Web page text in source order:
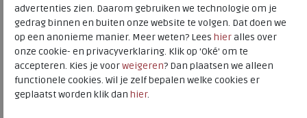
Gabor
Toon alles vanGabor
Uitneembaar voetbed
ja
Hakhoogte
2.50 cm
advertenties zien. Daarom gebruiken we technologie om je
gedrag binnen en buiten onze website te volgen. Dat doen we
op een anonieme manier. Meer weten? Lees hieralles over
onze cookie- en privacyverklaring. Klik op 'Oké' om te
accepteren. Kies je voorweigeren? Dan plaatsen we alleen
functionele cookies. Wil je zelf bepalen welke cookies er
geplaatst worden klik dan hier.